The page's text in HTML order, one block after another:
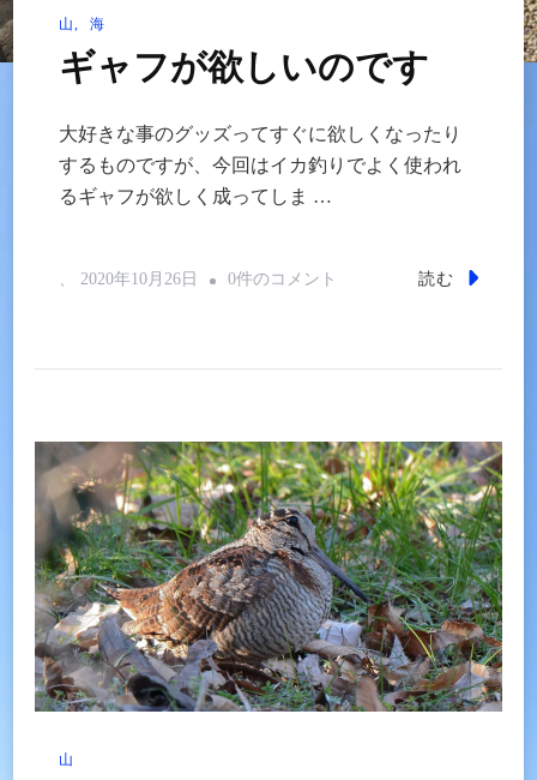
山 海
ギャフが欲しいのです
大好きな事のグッズってすぐに欲しくなったり
するものですが、今回はイカ釣りでよく使われ
るギャフが欲しく成ってしま …
、 2020年10月26日
ギ
し
い
の
で
す
へ
の
0件のコメント 読む
山